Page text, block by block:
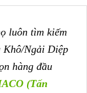
luôn tìm kiếm
Khô/Ngải Diệp
hàng đầu
(Tấn